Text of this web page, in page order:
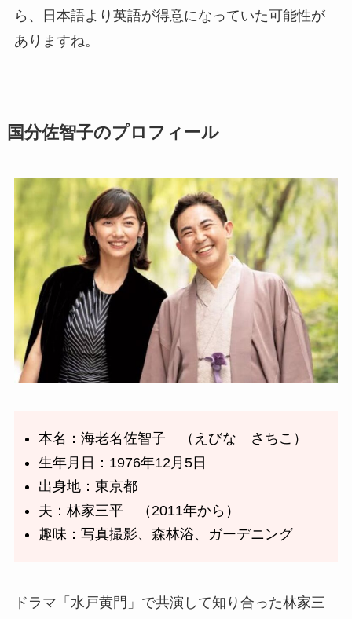
ら、日本語より英語が得意になっていた可能性が
ありますね。
国分佐智子のプロフィール
本名：海老名佐智子 （えびな さちこ）
生年月日：1976年12月5日
出身地：東京都
夫：林家三平 （2011年から）
趣味：写真撮影、森林浴、ガーデニング
ドラマ「水戸黄門」で共演して知り合った林家三